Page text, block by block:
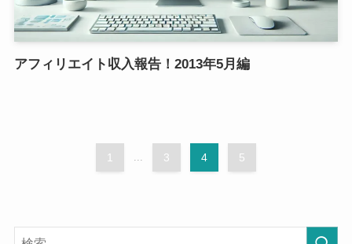
アフィリエイト収入報告！2013年5月編
1 3 4 5